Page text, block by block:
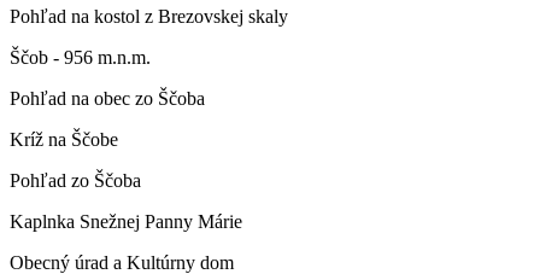
Pohľad na kostol z Brezovskej skaly
Ščob - 956 m.n.m.
Pohľad na obec zo Ščoba
Kríž na Ščobe
Pohľad zo Ščoba
Kaplnka Snežnej Panny Márie
Obecný úrad a Kultúrny dom